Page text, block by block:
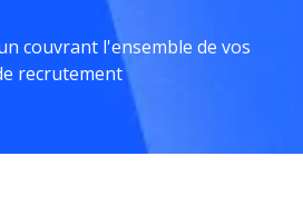
couvrant l'ensemble de vos
recrutement